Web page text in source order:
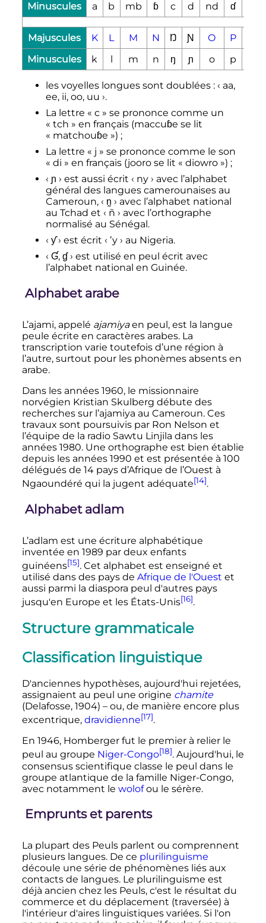
Minuscules
a b mb ɓ c d nd ɗ
Majuscules K L M N Ŋ Ɲ O P
Minuscules
k l m n ŋ ɲ o p
les voyelles longues sont doublées : ‹ aa,
ee, ii, oo, uu ›.
La lettre « c » se prononce comme un
« tch » en français (maccuɓe se lit
« matchouɓe ») ;
La lettre « j » se prononce comme le son
« di » en français (jooro se lit « diowro ») ;
‹ ɲ › est aussi écrit ‹ ny › avec l’alphabet
général des langues camerounaises au
Cameroun, ‹ n̰ › avec l’alphabet national
au Tchad et ‹ ñ › avec l’orthographe
normalisé au Sénégal.
‹ ƴ › est écrit ‹ ʼy › au Nigeria.
‹ Ɠ, ɠ › est utilisé en peul écrit avec
l’alphabet national en Guinée.
Alphabet arabe
L’ajami, appelé ajamiyaen peul, est la langue
peule écrite en caractères arabes. La
transcription varie toutefois d’une région à
l’autre, surtout pour les phonèmes absents en
arabe.
Dans les années 1960, le missionnaire
norvégien Kristian Skulberg débute des
recherches sur l’ajamiya au Cameroun. Ces
travaux sont poursuivis par Ron Nelson et
l’équipe de la radio Sawtu Linjila dans les
années 1980. Une orthographe est bien établie
depuis les années 1990 et est présentée à 100
délégués de 14 pays d’Afrique de l’Ouest à
Ngaoundéré qui la jugent adéquate[14].
Alphabet adlam
L’adlam est une écriture alphabétique
inventée en 1989 par deux enfants
guinéens[15]. Cet alphabet est enseigné et
utilisé dans des pays de Afrique de l'Ouest et
aussi parmi la diaspora peul d'autres pays
jusqu'en Europe et les États-Unis[16].
Structure grammaticale
Classification linguistique
D'anciennes hypothèses, aujourd'hui rejetées,
assignaient au peul une origine chamite
(Delafosse, 1904) – ou, de manière encore plus
excentrique, dravidienne[17].
En 1946, Homberger fut le premier à relier le
peul au groupe Niger-Congo[18]. Aujourd'hui, le
consensus scientifique classe le peul dans le
groupe atlantique de la famille Niger-Congo,
avec notamment le wolofou le sérère.
Emprunts et parents
La plupart des Peuls parlent ou comprennent
plusieurs langues. De ce plurilinguisme
découle une série de phénomènes liés aux
contacts de langues. Le plurilinguisme est
déjà ancien chez les Peuls, c'est le résultat du
commerce et du déplacement (traversée) à
l'intérieur d'aires linguistiques variées. Si l'on